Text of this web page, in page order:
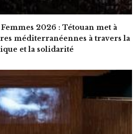
2026 : Tétouan met à
méditerranéennes à travers la
et la solidarité